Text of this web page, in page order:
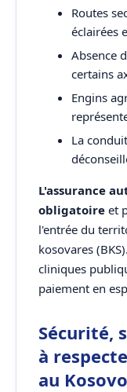
Routes
éclairées
Absence
certains
Engins
La
L'assurance
obligatoire et
l'entrée du
kosovares
cliniques
paiement en
Sécurité,
à
au Kosovo